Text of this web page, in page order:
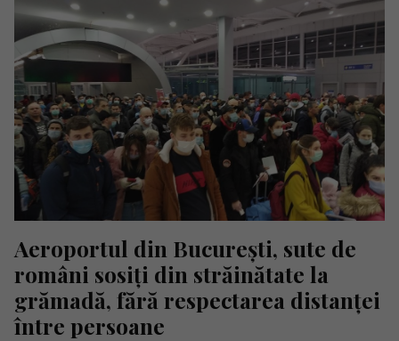
Aeroportul din București, sute de
români sosiți din străinătate la
grămadă, fără respectarea distanței
între persoane